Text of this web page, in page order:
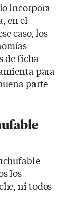
incorpora
en el
caso, los
de ficha
para
parte
los
ni todos